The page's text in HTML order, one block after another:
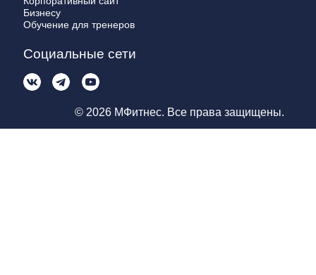
Бизнесу
Обучение для тренеров
Социальные сети
© 2026 МФитнес. Все права защищены.